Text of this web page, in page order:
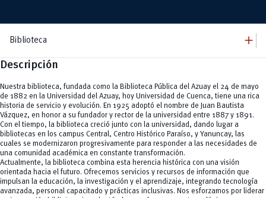
Biblioteca add
Biblioteca
add
Equipo
Recursos Digitales
add
Recursos Biblioteca
Bases digitales
Trámites y formatos
add
Trabajos de titulación
Horas administrativas
Otros trámites
Servicios
add
Capacitaciones
Referencia bibliotecaria
Préstamo de libros
Cubículos de estudio
Salas de lectura
Estantería abierta
Impresoras 3D
Área infantil
Préstamo de equipos especiales
Biblioteca Inclusiva
remove
Descripción
Nuestra biblioteca, fundada como la Biblioteca Pública del Azuay el 24 de mayo
de 1882 en la Universidad del Azuay, hoy Universidad de Cuenca, tiene una rica
historia de servicio y evolución. En 1925 adoptó el nombre de Juan Bautista
Vázquez, en honor a su fundador y rector de la universidad entre 1887 y 1891.
Con el tiempo, la biblioteca creció junto con la universidad, dando lugar a
bibliotecas en los campus Central, Centro Histórico Paraíso, y Yanuncay, las
cuales se modernizaron progresivamente para responder a las necesidades de
una comunidad académica en constante transformación.
Actualmente, la biblioteca combina esta herencia histórica con una visión
orientada hacia el futuro. Ofrecemos servicios y recursos de información que
impulsan la educación, la investigación y el aprendizaje, integrando tecnología
avanzada, personal capacitado y prácticas inclusivas. Nos esforzamos por liderar